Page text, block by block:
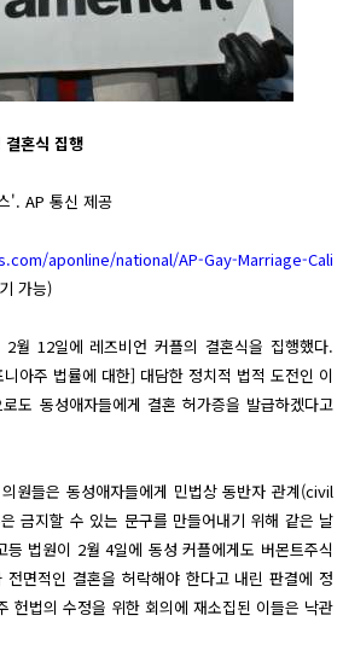
혼식 집행
'. AP 통신 제공
aponline/national/AP-Gay-Marriage-Cali
가능)
월 12일에 레즈비언 커플의 결혼식을 집행했다.
아주 법률에 대한] 대담한 정치적 법적 도전인 이
도 동성애자들에게 결혼 허가증을 발급하겠다고
원들은 동성애자들에게 민법상 동반자 관계(civil
금지할 수 있는 문구를 만들어내기 위해 같은 날
법원이 2월 4일에 동성 커플에게도 버몬트주식
전면적인 결혼을 허락해야 한다고 내린 판결에 정
헌법의 수정을 위한 회의에 재소집된 이들은 낙관